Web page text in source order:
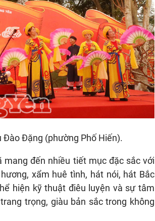
Đào Đặng (phường Phố Hiến).
mang đến nhiều tiết mục đặc sắc với
xẩm huê tình, hát nói, hát Bắc
hiện kỹ thuật điêu luyện và sự tâm
trọng, giàu bản sắc trong không